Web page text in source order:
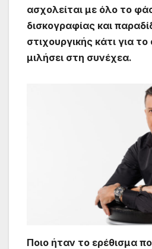
ασχολείται με όλο το
δισκογραφίας και
στιχουργικής κάτι για
μιλήσει στη συνέχεα.
Ποιο ήταν το ερέθισμα